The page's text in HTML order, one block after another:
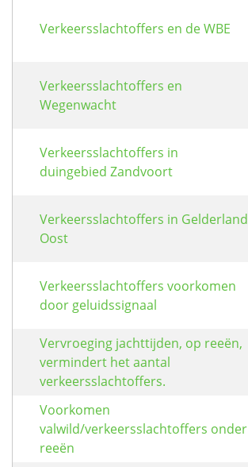
Verkeersslachtoffers en de WBE
Verkeersslachtoffers en
Wegenwacht
Verkeersslachtoffers in
duingebied Zandvoort
Verkeersslachtoffers in Gelderland
Oost
Verkeersslachtoffers voorkomen
door geluidssignaal
Vervroeging jachttijden, op reeën,
vermindert het aantal
verkeersslachtoffers.
Voorkomen
valwild/verkeersslachtoffers onder
reeën